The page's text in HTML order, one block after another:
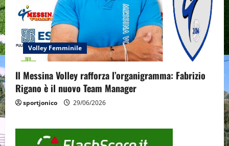
Volley Femminile
Il Messina Volley rafforza l’organigramma: Fabrizio
Rigano è il nuovo Team Manager
sportjonico 29/06/2026